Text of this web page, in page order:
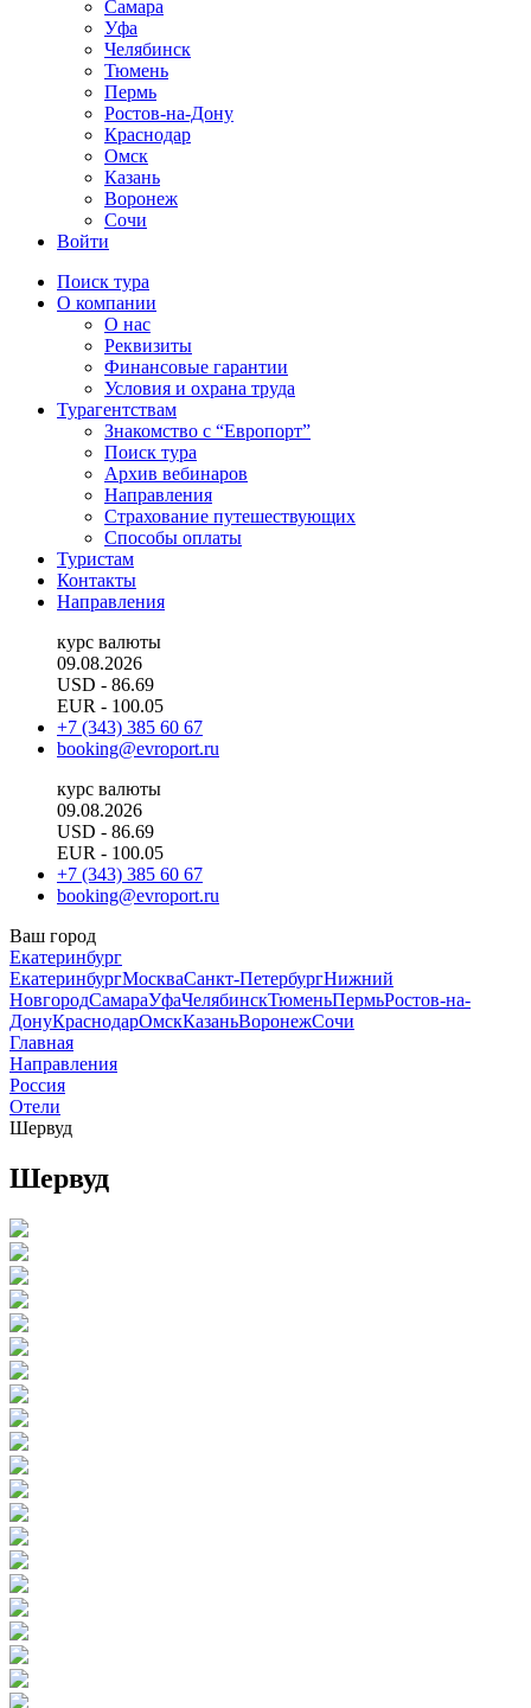
Самара
Уфа
Челябинск
Тюмень
Пермь
Ростов-на-Дону
Краснодар
Омск
Казань
Воронеж
Сочи
Войти
Поиск тура
О компании
О нас
Реквизиты
Финансовые гарантии
Условия и охрана труда
Турагентствам
Знакомство с “Европорт”
Поиск тура
Архив вебинаров
Направления
Страхование путешествующих
Способы оплаты
Туристам
Контакты
Направления
курс валюты
09.08.2026
USD - 86.69
EUR - 100.05
+7 (343) 385 60 67
booking@evroport.ru
курс валюты
09.08.2026
USD - 86.69
EUR - 100.05
+7 (343) 385 60 67
booking@evroport.ru
Ваш город
Екатеринбург
ЕкатеринбургМоскваСанкт-ПетербургНижний
НовгородСамараУфаЧелябинскТюменьПермьРостов-на-
ДонуКраснодарОмскКазаньВоронежСочи
Главная
Направления
Россия
Отели
Шервуд
Шервуд